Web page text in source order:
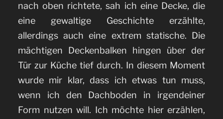
nach oben richtete, sah ich eine Decke, die
eine gewaltige Geschichte erzählte,
allerdings auch eine extrem statische. Die
mächtigen Deckenbalken hingen über der
Tür zur Küche tief durch. In diesem Moment
wurde mir klar, dass ich etwas tun muss,
wenn ich den Dachboden in irgendeiner
Form nutzen will. Ich möchte hier erzählen,